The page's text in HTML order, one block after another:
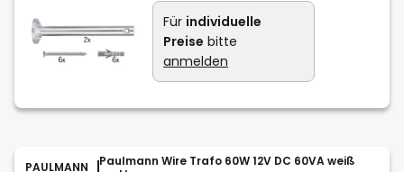
Für individuelle
Preise bitte
anmelden
PAULMANN
Paulmann Wire Trafo 60W 12V DC 60VA weiß